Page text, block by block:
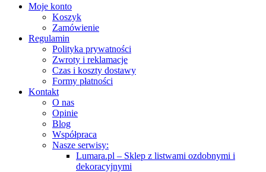
Moje konto
Koszyk
Zamówienie
Regulamin
Polityka prywatności
Zwroty i reklamacje
Czas i koszty dostawy
Formy płatności
Kontakt
O nas
Opinie
Blog
Współpraca
Nasze serwisy:
Lumara.pl – Sklep z listwami ozdobnymi i
dekoracyjnymi